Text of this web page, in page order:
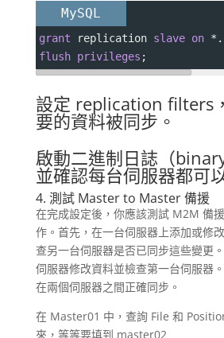
MySQL
grant replication slave on * .
flush privileges ;
設定 replication filters
要的資料被同步。
啟動二進制日誌（
並確認每台伺服器都可
4. 測試 Master to Master 備援
在完成設定後，你應該測試 M2M 備
作。首先，在一台伺服器上添加或修
查另一台伺服器是否已同步這些變更
伺服器修改資料並檢查第一台伺服器
在兩個伺服器之間正確同步。
在 Master01 中，查詢 File 和
來，等等要填到 master02